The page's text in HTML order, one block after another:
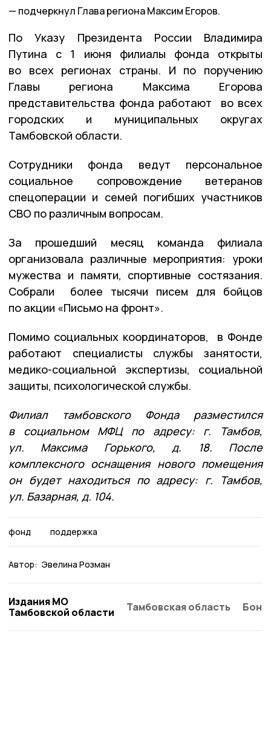
подчеркнул Глава региона Максим Егоров.
По Указу Президента России Владимира
Путина с 1 июня филиалы фонда открыты
во всех регионах страны. И по поручению
Главы региона Максима Егорова
представительства фонда работают во всех
городских и муниципальных округах
Тамбовской области.
Сотрудники фонда ведут персональное
социальное сопровождение ветеранов
спецоперации и семей погибших участников
СВО по различным вопросам.
За прошедший месяц команда филиала
организовала различные мероприятия: уроки
мужества и памяти, спортивные состязания.
Собрали более тысячи писем для бойцов
по акции «Письмо на фронт».
Помимо социальных координаторов, в Фонде
работают специалисты службы занятости,
медико-социальной экспертизы, социальной
защиты, психологической службы.
Филиал тамбовского Фонда разместился
в социальном МФЦ по адресу: г. Тамбов,
ул. Максима Горького, д. 18. После
комплексного оснащения нового помещения
он будет находиться по адресу: г. Тамбов,
ул. Базарная, д. 104.
фонд поддержка
Автор: Эвелина Розман
Издания МО
Тамбовской области
Тамбовская область